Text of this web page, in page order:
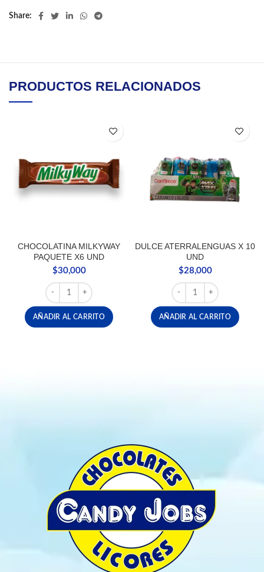
Share
PRODUCTOS RELACIONADOS
CHOCOLATINA MILKYWAY
PAQUETE X6 UND
$30,000
CHOCOLATINA MILKYWAY PAQUETE X6 UND cantidad
AÑADIR AL CARRITO
DULCE ATERRALENGUAS X 10
UND
$28,000
DULCE
AÑADIR AL CARRITO